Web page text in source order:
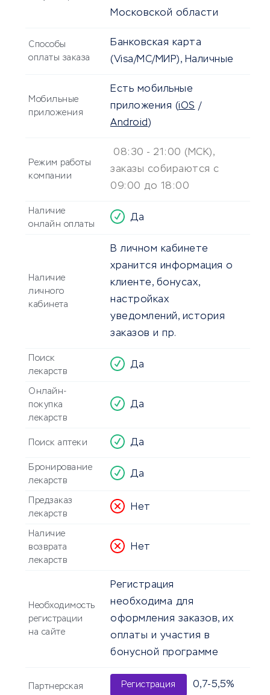
Московской области
Способы
оплаты заказа
Банковская карта
(Visa/MC/МИР), Наличные
Мобильные
приложения
Есть мобильные
приложения (iOS /
Android)
Режим работы
компании
08:30 - 21:00 (МСК),
заказы собираются с
09:00 до 18:00
Наличие
онлайн оплаты
Да
Наличие
личного
кабинета
В личном кабинете
хранится информация о
клиенте, бонусах,
настройках
уведомлений, история
заказов и пр.
Поиск
лекарств
Да
Онлайн-
покупка
лекарств
Да
Поиск аптеки Да
Бронирование
лекарств
Да
Предзаказ
лекарств
Нет
Наличие
возврата
лекарств
Нет
Необходимость
регистрации
на сайте
Регистрация
необходима для
оформления заказов, их
оплаты и участия в
бонусной программе
Партнерская
Регистрация 0,7-5,5%